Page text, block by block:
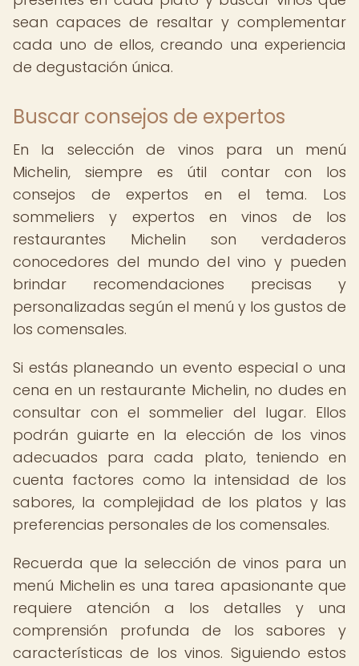
sean capaces de resaltar y complementar
cada uno de ellos, creando una experiencia
de degustación única.
Buscar consejos de expertos
En la selección de vinos para un menú
Michelin, siempre es útil contar con los
consejos de expertos en el tema. Los
sommeliers y expertos en vinos de los
restaurantes Michelin son verdaderos
conocedores del mundo del vino y pueden
brindar recomendaciones precisas y
personalizadas según el menú y los gustos de
los comensales.
Si estás planeando un evento especial o una
cena en un restaurante Michelin, no dudes en
consultar con el sommelier del lugar. Ellos
podrán guiarte en la elección de los vinos
adecuados para cada plato, teniendo en
cuenta factores como la intensidad de los
sabores, la complejidad de los platos y las
preferencias personales de los comensales.
Recuerda que la selección de vinos para un
menú Michelin es una tarea apasionante que
requiere atención a los detalles y una
comprensión profunda de los sabores y
características de los vinos. Siguiendo estos